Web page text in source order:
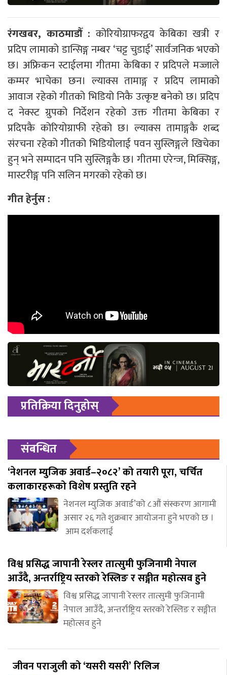
रंगखबर, काठमाडौँ : कोरियोग्राफरद्वय केबिका खत्री र
प्रदिप लामाको डान्सिङ्ग नम्बर‘चट्ट चुडाई’सार्वजनिक भएको
छ। अफ्रिकन स्टाईलमा गीतमा केबिका र प्रदिपले मज्जाले
कम्मर भाचेका छन। ल्याक्स तामाङ्ग र प्रदिप लामाको
आवाज रहेको गीतको भिडियो निकै उत्कृष्ट बनेको छ। प्रदिप
द नेक्स्ट ग्रुपको निर्देशन रहेको उक्त गीतमा केबिका र
प्रदिपकै कोरियोग्राफी रहेको छ। ल्याक्स तामाङ्गकै शब्द
संरचना रहेको गीतको भिडियोलाई पवन सुस्लिङ्गले खिचेका
हुन् भने सम्पादन पनि सुस्लिङ्गकै छ। गीतमा एरेन्ज, मिक्सिङ्ग,
मास्टरीङ्ग पनि सलिन मगरको रहेको छ।
गीत हेर्नुस :
प्रतिक्रिया दिनुहोस्
संबन्धित
‘नेशनल म्युजिक अवार्ड–२०८२’ को तयारी पूरा, चर्चित
कलाकारहरूको विशेष प्रस्तुति रहने
नेशनल म्युजिक अवार्ड’को ८औं संस्करण आगामी
असार २६ गते शुक्रबार आयोजना हुने भएको छ ।
आम दर्शकलाई
विश्व प्रसिद्ध जापानी रेस्लर तात्सुमी फुजिनामी नेपाल
आउँदै, अन्तर्राष्ट्रिय स्तरको रेस्लिङ र सङ्गीत महोत्सव हुने
विश्व प्रसिद्ध जापानी रेस्लर तात्सुमी फुजिनामी
नेपाल आउँदै, अन्तर्राष्ट्रिय स्तरको रेस्लिङ र सङ्गीत
महोत्सव हुने
जीवन पराजुली को ‘यसरी यसरी’ रिलिज